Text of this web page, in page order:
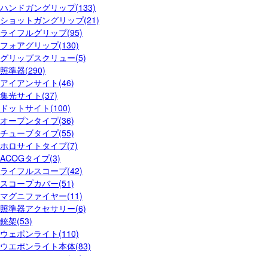
ハンドガングリップ(133)
ショットガングリップ(21)
ライフルグリップ(95)
フォアグリップ(130)
グリップスクリュー(5)
照準器(290)
アイアンサイト(46)
集光サイト(37)
ドットサイト(100)
オープンタイプ(36)
チューブタイプ(55)
ホロサイトタイプ(7)
ACOGタイプ(3)
ライフルスコープ(42)
スコープカバー(51)
マグニファイヤー(11)
照準器アクセサリー(6)
銃架(53)
ウェポンライト(110)
ウエポンライト本体(83)